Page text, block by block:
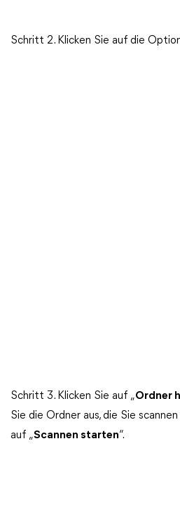
Schritt 2. Klicken Sie auf die
Schritt 3. Klicken Sie auf „Ordner
Sie die Ordner aus, die Sie
auf „Scannen starten“.